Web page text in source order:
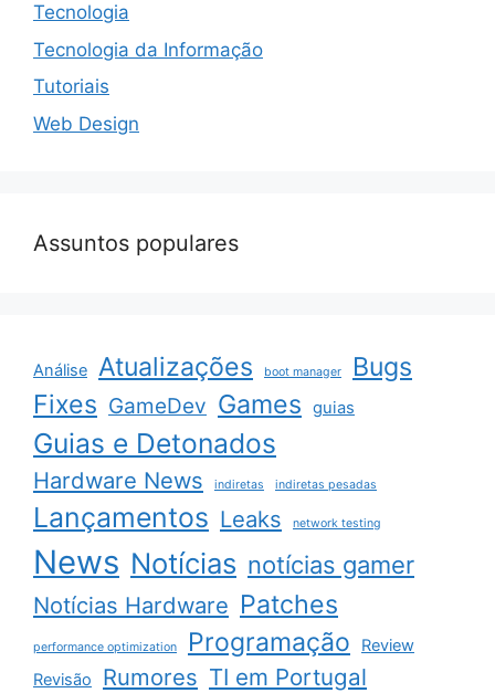
Tecnologia
Tecnologia da Informação
Tutoriais
Web Design
Assuntos populares
Análise Atualizações boot manager
Bugs
Fixes GameDev Games guias
Guias e Detonados
Hardware News indiretas indiretas pesadas
Lançamentos Leaks network testing
News Notícias notícias gamer
Notícias Hardware Patches
performance optimization Programação
Review
Revisão
Rumores TI em Portugal